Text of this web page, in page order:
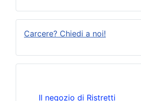
Carcere? Chiedi a noi!
Il negozio di Ristretti